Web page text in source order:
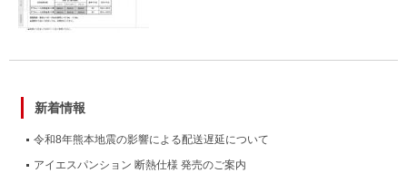
新着情報
令和8年熊本地震の影響による配送遅延について
アイエスパンション 断熱仕様 発売のご案内